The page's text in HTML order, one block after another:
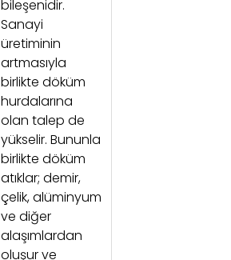
bileşenidir.
Sanayi
üretiminin
artmasıyla
birlikte döküm
hurdalarına
olan talep de
yükselir. Bununla
birlikte döküm
atıklar; demir,
çelik, alüminyum
ve diğer
alaşımlardan
oluşur ve